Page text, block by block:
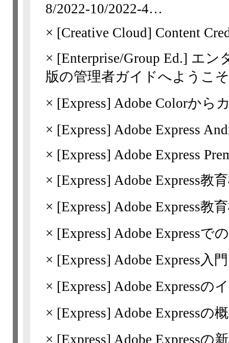
8/​2022-10/​2022-4…
× [Creative Cloud] Content
× [Enterprise/Group Ed.] エ
版の管理者ガイドへようこそ
× [Express] Adobe Colorから
× [Express] Adobe Express
× [Express] Adobe Express
× [Express] Adobe Express教
× [Express] Adobe Express教
× [Express] Adobe Expressで
× [Express] Adobe Express入門
× [Express] Adobe Expressの
× [Express] Adobe Expressの
× [Express] Adobe Expressの